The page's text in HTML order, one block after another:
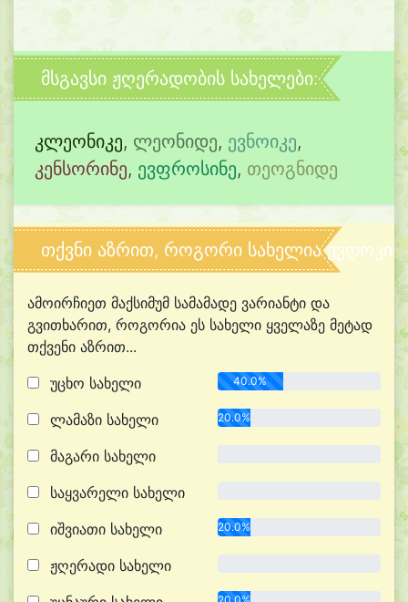
მსგავსი ჟღერადობის სახელები:
კლეონიკე, ლეონიდე, ევნოიკე,
კენსორინე, ევფროსინე, თეოგნიდე
თქვნი აზრით, როგორი სახელია
ამოირჩიეთ მაქსიმუმ სამამადე ვარიანტი და
გვითხარით, როგორია ეს სახელი ყველაზე მეტად
თქვენი აზრით...
უცხო სახელი
40.0%
ლამაზი სახელი 20.0%
მაგარი სახელი
საყვარელი სახელი
იშვიათი სახელი 20.0%
ჟღერადი სახელი